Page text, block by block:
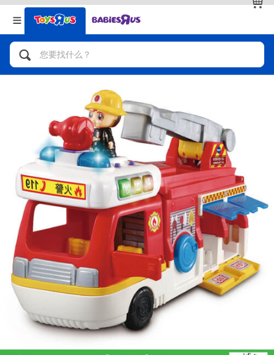
返回
分类目录
人气英雄，角色扮演，射击玩具
自行车，滑板车，骑乘车
拼砌组合及乐高LEGO
玩具车，货车，火车及遥控系列
手工艺，文具，蜡笔，泥胶，画板
娃娃，芭比，收藏公仔
电子玩具
游戏及拼图系列
益智学习玩具
返回
品牌
查看全部